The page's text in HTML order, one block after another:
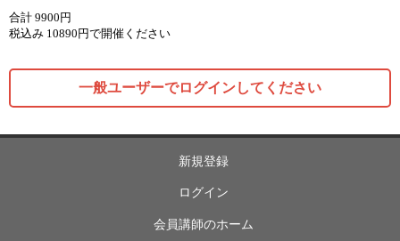
合計 9900円
税込み 10890円で開催ください
一般ユーザーでログインしてください
新規登録
ログイン
会員講師のホーム